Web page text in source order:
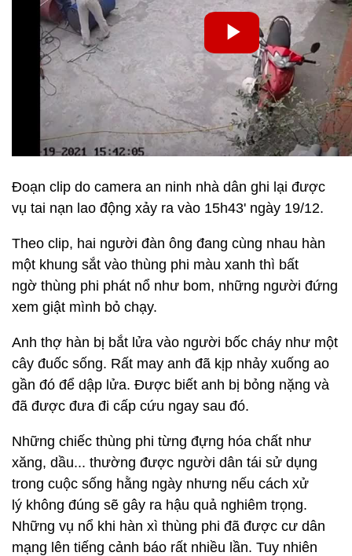
Đoạn clip do camera an ninh nhà dân ghi lại được
vụ tai nạn lao động xảy ra vào 15h43' ngày 19/12.
Theo clip, hai người đàn ông đang cùng nhau hàn
một khung sắt vào thùng phi màu xanh thì bất
ngờ thùng phi phát nổ như bom, những người đứng
xem giật mình bỏ chạy.
Anh thợ hàn bị bắt lửa vào người bốc cháy như một
cây đuốc sống. Rất may anh đã kịp nhảy xuống ao
gần đó để dập lửa. Được biết anh bị bỏng nặng và
đã được đưa đi cấp cứu ngay sau đó.
Những chiếc thùng phi từng đựng hóa chất như
xăng, dầu... thường được người dân tái sử dụng
trong cuộc sống hằng ngày nhưng nếu cách xử
lý không đúng sẽ gây ra hậu quả nghiêm trọng.
Những vụ nổ khi hàn xì thùng phi đã được cư dân
mạng lên tiếng cảnh báo rất nhiều lần. Tuy nhiên